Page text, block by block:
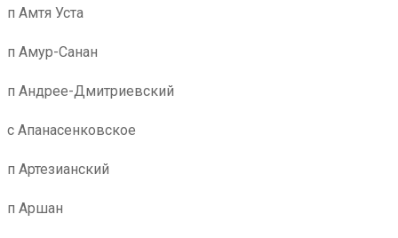
п Амтя Уста
п Амур-Санан
п Андрее-Дмитриевский
с Апанасенковское
п Артезианский
п Аршан